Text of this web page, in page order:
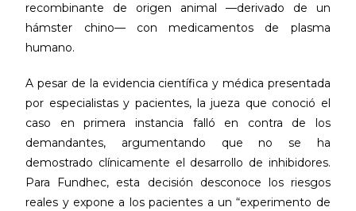
recombinante de origen animal —derivado de un
hámster chino— con medicamentos de plasma
humano.
A pesar de la evidencia científica y médica presentada
por especialistas y pacientes, la jueza que conoció el
caso en primera instancia falló en contra de los
demandantes, argumentando que no se ha
demostrado clínicamente el desarrollo de inhibidores.
Para Fundhec, esta decisión desconoce los riesgos
reales y expone a los pacientes a un “experimento de